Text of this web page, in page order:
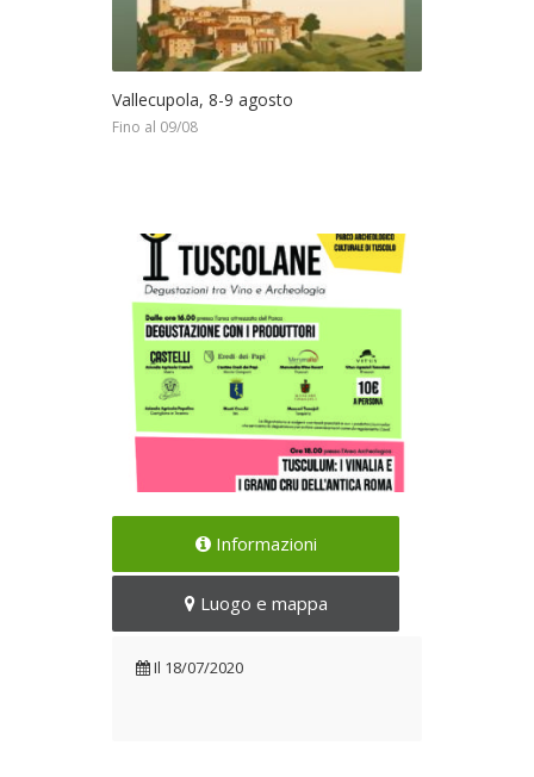
Vallecupola, 8-9 agosto
Fino al 09/08
Degustazioni tra Vino e
Il 18/07/2020
Informazioni
Luogo e mappa
Il 18/07/2020